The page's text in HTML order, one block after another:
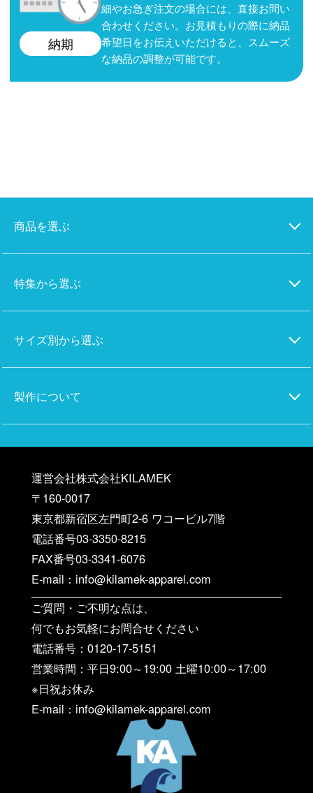
納期
細やお急ぎ注文の場合には、直接お問い
合わせください。お見積もりの際に納品
希望日をお伝えいただけると、スムーズ
な納品の調整が可能です。
商品を選ぶ
特集から選ぶ
サイズ別から選ぶ
製作について
運営会社株式会社KILAMEK
〒160-0017
東京都新宿区左門町2-6 ワコービル7階
電話番号03-3350-8215
FAX番号03-3341-6076
E-mail：info@kilamek-apparel.com
ご質問・ご不明な点は、
何でもお気軽にお問合せください
電話番号：0120-17-5151
営業時間：平日9:00～19:00 土曜10:00～17:00
※日祝お休み
E-mail：info@kilamek-apparel.com